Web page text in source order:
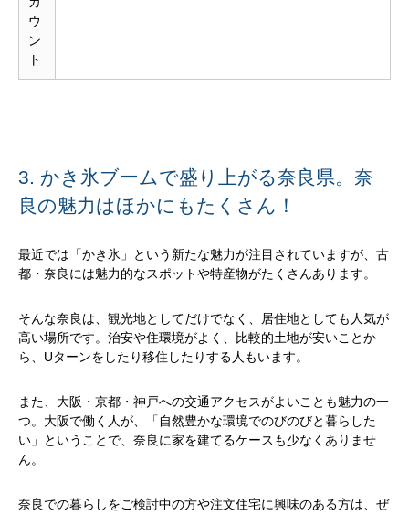
ウ
ン
ト
3. かき氷ブームで盛り上がる奈良県。奈
良の魅力はほかにもたくさん！
最近では「かき氷」という新たな魅力が注目されていますが、古
都・奈良には魅力的なスポットや特産物がたくさんあります。
そんな奈良は、観光地としてだけでなく、居住地としても人気が
高い場所です。治安や住環境がよく、比較的土地が安いことか
ら、Uターンをしたり移住したりする人もいます。
また、大阪・京都・神戸への交通アクセスがよいことも魅力の一
つ。大阪で働く人が、「自然豊かな環境でのびのびと暮らした
い」ということで、奈良に家を建てるケースも少なくありませ
ん。
奈良での暮らしをご検討中の方や注文住宅に興味のある方は、ぜ